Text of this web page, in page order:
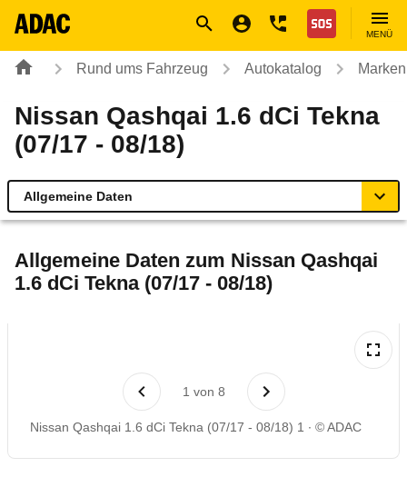
Nothilfe
MENÜ
Rund ums Fahrzeug Autokatalog
Nissan Qashqai 1.6 dCi Tekna
(07/17 - 08/18)
Allgemeine Daten
Technische Daten
Laufende Kosten
Allgemeine Daten zum Nissan Qashqai
1.6 dCi Tekna (07/17 - 08/18)
1 von 8
Nissan Qashqai 1.6 dCi Tekna (07/17 - 08/18) 1 © ADAC